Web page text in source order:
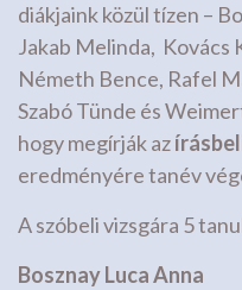
diákjaink közül tízen –
Jakab Melinda,
Németh Bence, Rafel
Szabó Tünde és
hogy megírják az
eredményére tanév
A szóbeli vizsgára 5
Bosznay Luca Anna